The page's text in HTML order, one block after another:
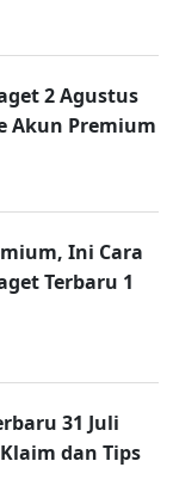
2 Agustus
Akun Premium
Ini Cara
Terbaru 1
31 Juli
dan Tips